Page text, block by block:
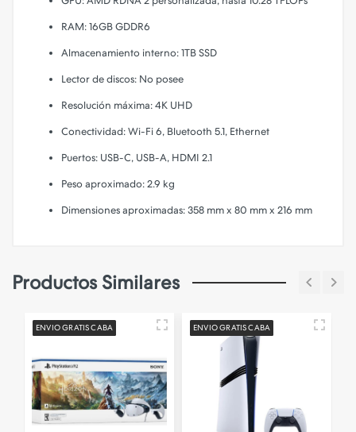
RAM: 16GB GDDR6
Almacenamiento interno: 1TB SSD
Lector de discos: No posee
Resolución máxima: 4K UHD
Conectividad: Wi-Fi 6, Bluetooth 5.1, Ethernet
Puertos: USB-C, USB-A, HDMI 2.1
Peso aproximado: 2.9 kg
Dimensiones aproximadas: 358 mm x 80 mm x 216 mm
Productos Similares
ENVIO GRATIS CABA ENVIO GRATIS CABA